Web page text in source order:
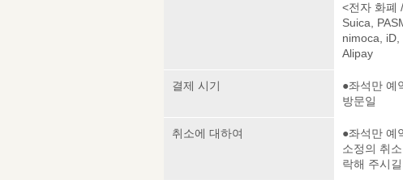
<전자 화폐
Suica,
nimoca, iD,
Alipay
결제 시기
●좌석만 예
방문일
취소에 대하여
●좌석만 예
소정의 취
락해 주시